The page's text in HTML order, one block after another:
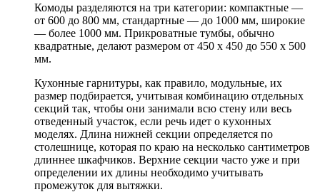
Комоды разделяются на три категории: компактные —
от 600 до 800 мм, стандартные — до 1000 мм, широкие
— более 1000 мм. Прикроватные тумбы, обычно
квадратные, делают размером от 450 х 450 до 550 х 500
мм.
Кухонные гарнитуры, как правило, модульные, их
размер подбирается, учитывая комбинацию отдельных
секций так, чтобы они занимали всю стену или весь
отведенный участок, если речь идет о кухонных
моделях. Длина нижней секции определяется по
столешнице, которая по краю на несколько сантиметров
длиннее шкафчиков. Верхние секции часто уже и при
определении их длины необходимо учитывать
промежуток для вытяжки.